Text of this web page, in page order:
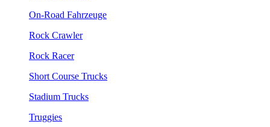
On-Road Fahrzeuge
Rock Crawler
Rock Racer
Short Course Trucks
Stadium Trucks
Truggies